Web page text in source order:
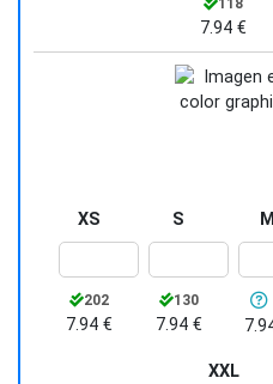
7.94 €
XS
202
7.94 €
S
130
7.94 €
M
XXL